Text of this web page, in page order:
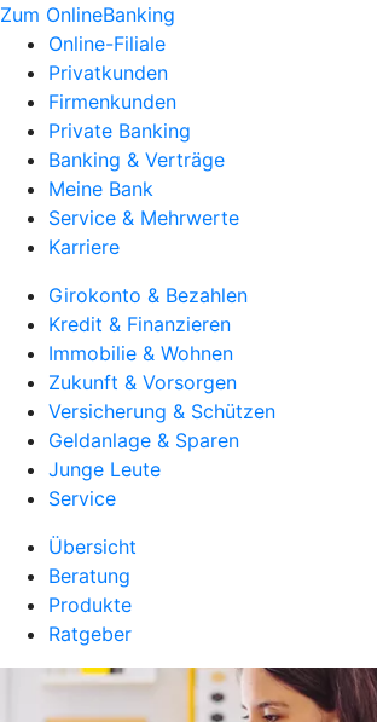
Zum OnlineBanking
Online-Filiale
Privatkunden
Firmenkunden
Private Banking
Banking & Verträge
Meine Bank
Service & Mehrwerte
Karriere
Girokonto & Bezahlen
Kredit & Finanzieren
Immobilie & Wohnen
Zukunft & Vorsorgen
Versicherung & Schützen
Geldanlage & Sparen
Junge Leute
Service
Übersicht
Beratung
Produkte
Ratgeber